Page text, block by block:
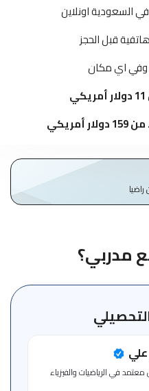
السعودية اونلاين
قبل الحجز
اي مكان
أمريكي
مدربي؟
في الرياضيات والفيزياء